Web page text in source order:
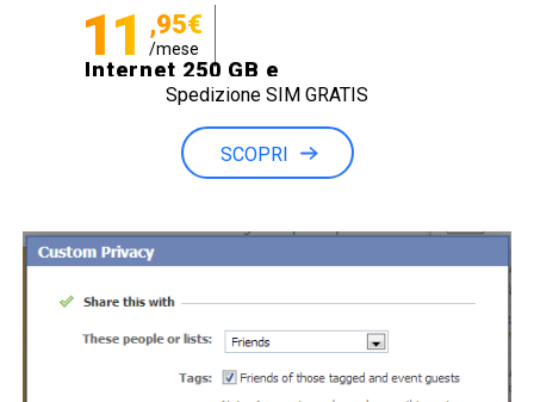
11 ,95€
/mese
Internet 250 GB e
Minuti illimitati
Spedizione SIM GRATIS
SCOPRI